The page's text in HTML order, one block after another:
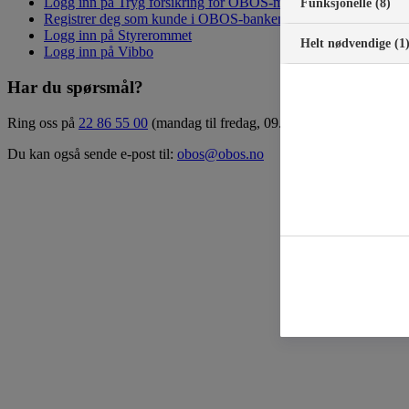
Registrer deg som kunde i OBOS-banken
Logg inn på Styrerommet
Logg inn på Vibbo
Har du spørsmål?
Ring oss på 22 86 55 00 (mandag til fredag, 09.00 – 15.00)
Du kan også sende e-post til: obos@obos.no
Funksjonelle (8)
Helt nødvendige (1)